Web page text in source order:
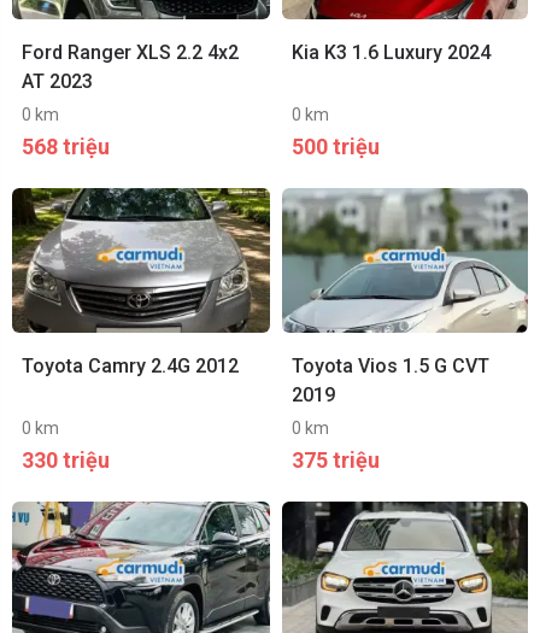
Ford Ranger XLS 2.2 4x2
AT 2023
0 km
568 triệu
Kia K3 1.6 Luxury 2024
0 km
500 triệu
Toyota Camry 2.4G 2012
0 km
330 triệu
Toyota Vios 1.5 G CVT
2019
0 km
375 triệu